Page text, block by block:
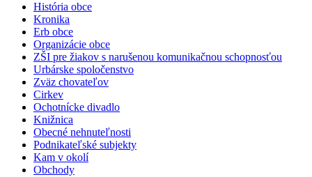
História obce
Kronika
Erb obce
Organizácie obce
ZŠI pre žiakov s narušenou komunikačnou schopnosťou
Urbárske spoločenstvo
Zväz chovateľov
Cirkev
Ochotnícke divadlo
Knižnica
Obecné nehnuteľnosti
Podnikateľské subjekty
Kam v okolí
Obchody